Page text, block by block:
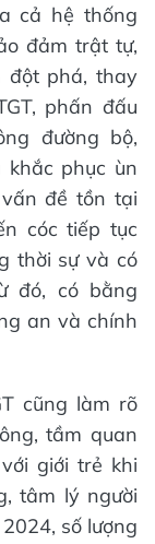
cả hệ thống
đảm trật tự,
đột phá, thay
phấn đấu
đường bộ,
phục ùn
đề tồn tại
cóc tiếp tục
thời sự và có
đó, có bằng
an và chính
cũng làm rõ
tầm quan
giới trẻ khi
tâm lý người
số lượng